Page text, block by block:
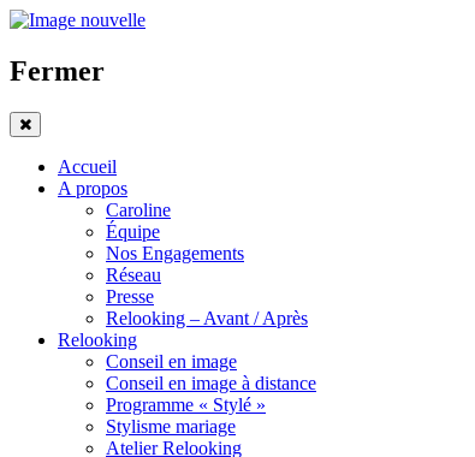
Fermer
Accueil
A propos
Caroline
Équipe
Nos Engagements
Réseau
Presse
Relooking – Avant / Après
Relooking
Conseil en image
Conseil en image à distance
Programme « Stylé »
Stylisme mariage
Atelier Relooking